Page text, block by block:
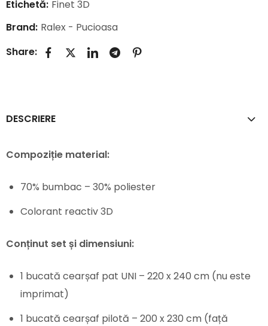
Etichetă: Finet 3D
Brand: Ralex - Pucioasa
Share:
DESCRIERE
Compoziție material:
70% bumbac – 30% poliester
Colorant reactiv 3D
Conținut set și dimensiuni:
1 bucată cearșaf pat UNI – 220 x 240 cm (nu este
imprimat)
1 bucată cearșaf pilotă – 200 x 230 cm (față